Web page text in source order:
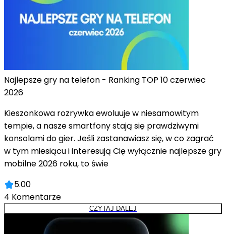
Najlepsze gry na telefon - Ranking TOP 10 czerwiec
2026
Kieszonkowa rozrywka ewoluuje w niesamowitym
tempie, a nasze smartfony stają się prawdziwymi
konsolami do gier. Jeśli zastanawiasz się, w co zagrać
w tym miesiącu i interesują Cię wyłącznie najlepsze gry
mobilne 2026 roku, to świe
5.00
4 Komentarze
CZYTAJ DALEJ